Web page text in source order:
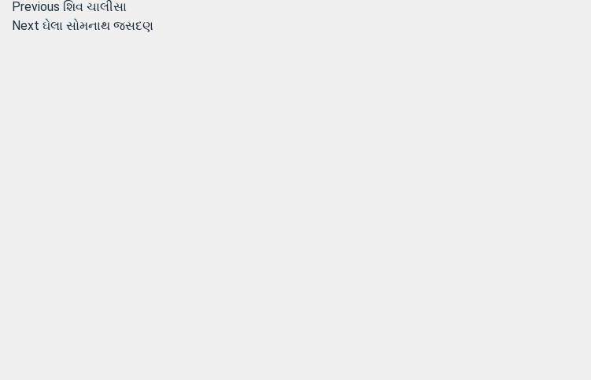
Post
Previous Previous
post:
શિવ ચાલીસા
Next Next
ઘેલા સોમનાથ જસદણ